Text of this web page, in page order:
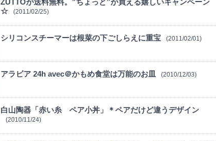
ZUTTOが送料無料。”ちょっと”が買える嬉しいキャンペーン
☆
(2011/02/25)
シリコンスチーマーは根菜の下ごしらえに重宝 (2011/02/01)
アラビア 24h avec＠かもめ食堂は万能のお皿 (2010/12/03)
白山陶器「赤い糸 ペア小丼」＊ペアだけど違うデザイン
(2010/11/24)